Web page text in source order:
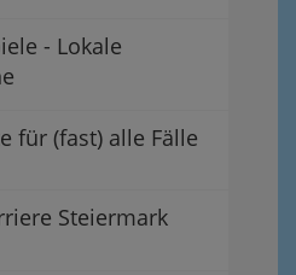
- Lokale
für (fast) alle Fälle
Steiermark